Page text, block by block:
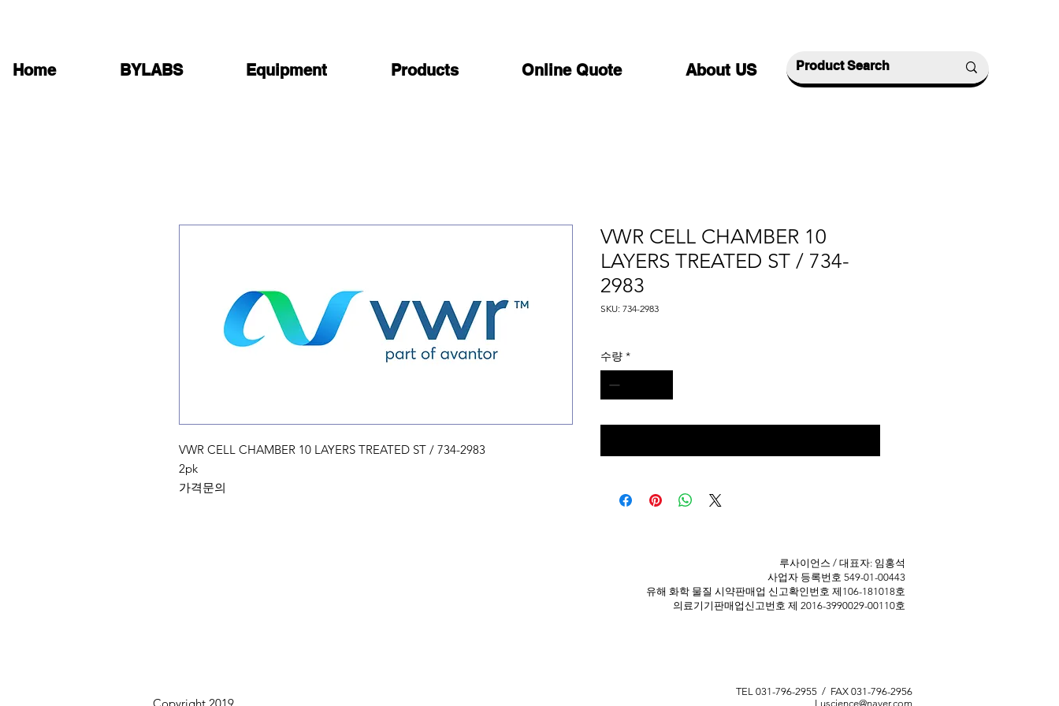
Home BYLABS Equipment Products Online Quote About US
VWR CELL CHAMBER 10 LAYERS TREATED ST / 734-2983
2pk
가격문의
VWR CELL CHAMBER 10
LAYERS TREATED ST / 734-
2983
SKU: 734-2983
수량 *
​루사이언스 / 대표자: 임홍석
사업자 등록번호 549-01-00443
유해 화학 물질 ​시약판매업 신고확인번호 제106-181018호
의료기기판매업신고번호 제 2016-3990029-00110호
TEL 031-796-2955 / FAX 031-796-2956
Luscience@naver.com